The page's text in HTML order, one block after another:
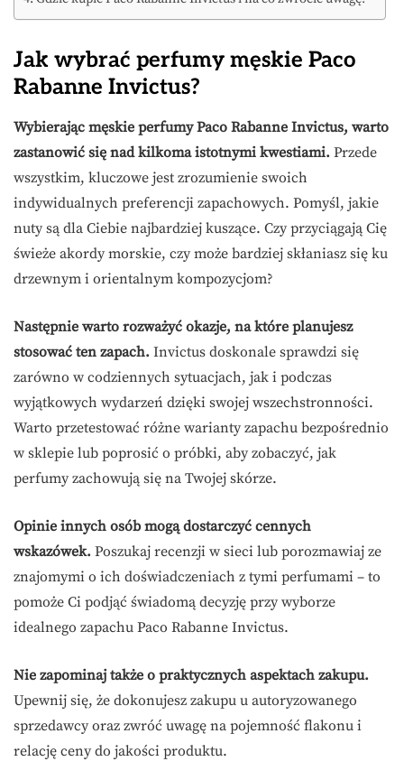
Jak wybrać perfumy męskie Paco
Rabanne Invictus?
Wybierając męskie perfumy Paco Rabanne Invictus, warto
zastanowić się nad kilkoma istotnymi kwestiami. Przede
wszystkim, kluczowe jest zrozumienie swoich
indywidualnych preferencji zapachowych. Pomyśl, jakie
nuty są dla Ciebie najbardziej kuszące. Czy przyciągają Cię
świeże akordy morskie, czy może bardziej skłaniasz się ku
drzewnym i orientalnym kompozycjom?
Następnie warto rozważyć okazje, na które planujesz
stosować ten zapach. Invictus doskonale sprawdzi się
zarówno w codziennych sytuacjach, jak i podczas
wyjątkowych wydarzeń dzięki swojej wszechstronności.
Warto przetestować różne warianty zapachu bezpośrednio
w sklepie lub poprosić o próbki, aby zobaczyć, jak
perfumy zachowują się na Twojej skórze.
Opinie innych osób mogą dostarczyć cennych
wskazówek. Poszukaj recenzji w sieci lub porozmawiaj ze
znajomymi o ich doświadczeniach z tymi perfumami – to
pomoże Ci podjąć świadomą decyzję przy wyborze
idealnego zapachu Paco Rabanne Invictus.
Nie zapominaj także o praktycznych aspektach zakupu.
Upewnij się, że dokonujesz zakupu u autoryzowanego
sprzedawcy oraz zwróć uwagę na pojemność flakonu i
relację ceny do jakości produktu.